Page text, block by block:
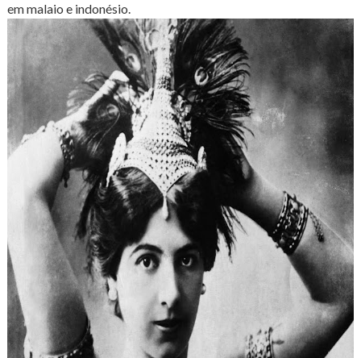
em malaio e indonésio.